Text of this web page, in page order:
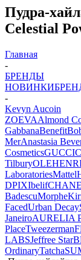
Пудра-
Celestial
Главная
-
БРЕНДЫ
НОВИНКИ
-
Kevyn Aucoin
ZOEVAAlmond
GabbanaBenefit
MerAnastasia
CosmeticsGUCCI
Tilbury
LaboratoriesMattel
DPIXIbelif
BadescuMorphe
FacedUrban Decay
JaneiroAURELIA
PlaceTweezerman
LABSJeffree Star
OrdinaryTatcha